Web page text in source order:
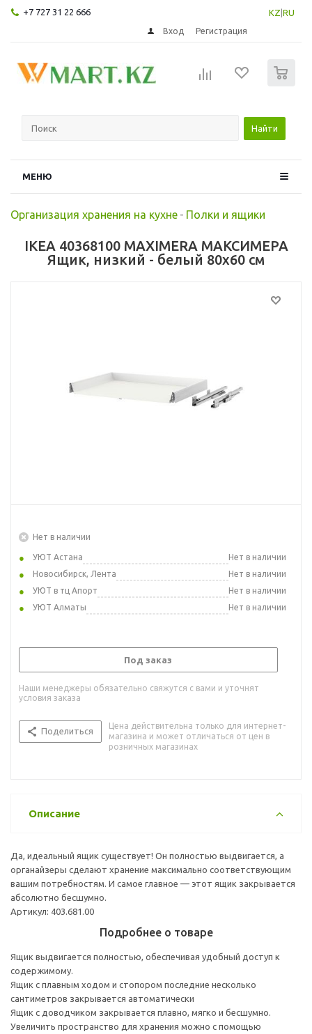
+7 727 31 22 666 KZ RU
Вход Регистрация
Найти
МЕНЮ
Организация хранения на кухне - Полки и ящики
IKEA 40368100 MAXIMERA МАКСИМЕРА
Ящик, низкий - белый 80x60 см
Нет в наличии
УЮТ Астана
Нет в наличии
Новосибирск, Лента
Нет в наличии
УЮТ в тц Апорт
Нет в наличии
УЮТ Алматы
Нет в наличии
Под заказ
Наши менеджеры обязательно свяжутся с вами и уточнят
условия заказа
Поделиться
Цена действительна только для интернет-
магазина и может отличаться от цен в
розничных магазинах
Описание
Да, идеальный ящик существует! Он полностью выдвигается, а
органайзеры сделают хранение максимально соответствующим
вашим потребностям. И самое главное — этот ящик закрывается
абсолютно бесшумно.
Артикул: 403.681.00
Подробнее о товаре
Ящик выдвигается полностью, обеспечивая удобный доступ к
содержимому.
Ящик с плавным ходом и стопором последние несколько
сантиметров закрывается автоматически
Ящик с доводчиком закрывается плавно, мягко и бесшумно.
Увеличить пространство для хранения можно с помощью